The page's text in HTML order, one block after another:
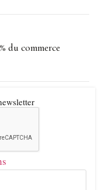
du commerce